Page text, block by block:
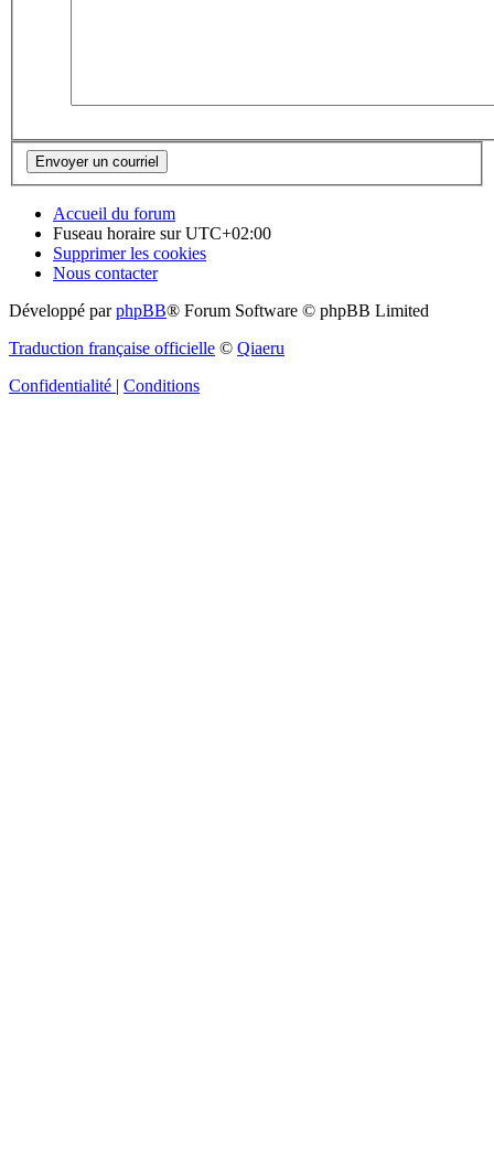
Accueil du forum
Fuseau horaire surUTC+02:00
Supprimer les cookies
Nous contacter
Développé parphpBB® Forum Software © phpBB Limited
Traduction française officielle © Qiaeru
Confidentialité | Conditions